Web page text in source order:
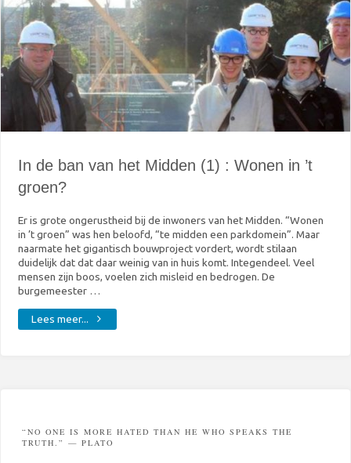
van
het
Midden
(2):
Belofte
maakt
schuld"
In de ban van het Midden (1) : Wonen in ’t
groen?
Er is grote ongerustheid bij de inwoners van het Midden. “Wonen
in ’t groen” was hen beloofd, “te midden een parkdomein”. Maar
naarmate het gigantisch bouwproject vordert, wordt stilaan
duidelijk dat dat daar weinig van in huis komt. Integendeel. Veel
mensen zijn boos, voelen zich misleid en bedrogen. De
burgemeester …
Lees meer... "In
(1)
“NO ONE IS MORE HATED THAN HE WHO SPEAKS THE
TRUTH.” — PLATO